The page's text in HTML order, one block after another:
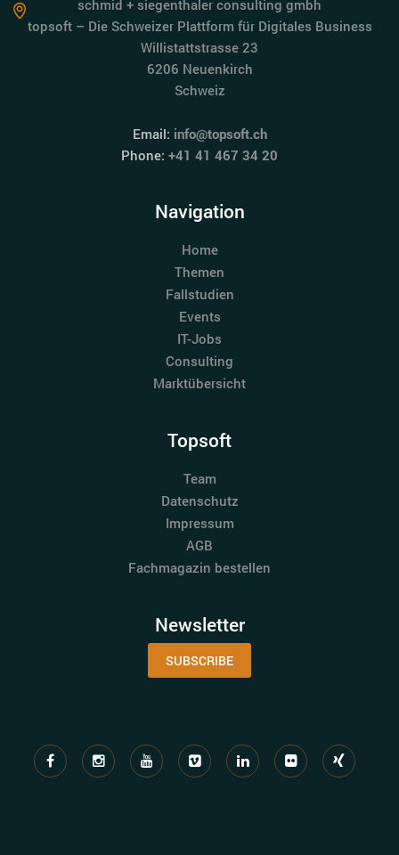
schmid + siegenthaler consulting gmbh
topsoft – Die Schweizer Plattform für Digitales Business
Willistattstrasse 23
6206 Neuenkirch
Schweiz
Email: info@topsoft.ch
Phone: +41 41 467 34 20
Navigation
Home
Themen
Fallstudien
Events
IT-Jobs
Consulting
Marktübersicht
Topsoft
Team
Datenschutz
Impressum
AGB
Fachmagazin bestellen
Newsletter
SUBSCRIBE